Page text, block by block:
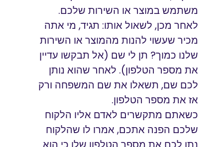
משתמש במוצר או השירות שלכם.
לאחר מכן, לשאול אותו: תגיד, מי אתה
מכיר שעשוי להנות מהמוצר או השירות
שלנו כמוך? תן לי שם (אל תבקשו עדיין
את מספר הטלפון). לאחר שהוא נותן
לכם שם, תשאלו את שם המשפחה ורק
אז את מספר הטלפון.
כשאתם מתקשרים לאדם אליו הלקוח
שלכם הפנה אתכם, אמרו לו שהלקוח